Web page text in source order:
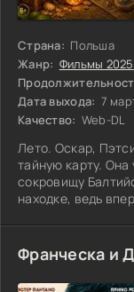
Страна: Польша
Жанр: Фильмы 2025
Дата выхода: 7
Качество: Web-DL
Лето. Оскар,
тайную карту. Она
сокровищу
находке, ведь
тревогой: Пэтси
никто не думает.
найти подругу и
со старой картой.
Франческа и